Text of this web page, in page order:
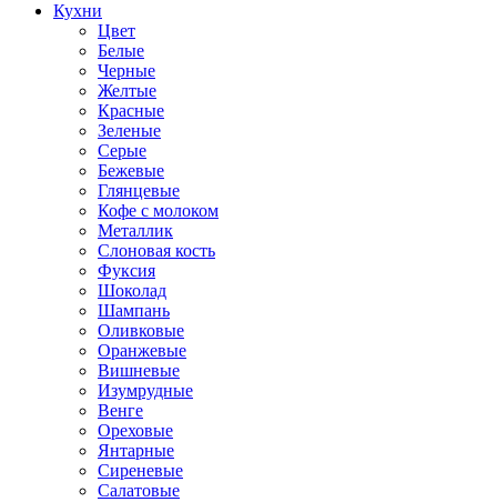
Кухни
Цвет
Белые
Черные
Желтые
Красные
Зеленые
Серые
Бежевые
Глянцевые
Кофе с молоком
Металлик
Слоновая кость
Фуксия
Шоколад
Шампань
Оливковые
Оранжевые
Вишневые
Изумрудные
Венге
Ореховые
Янтарные
Сиреневые
Салатовые